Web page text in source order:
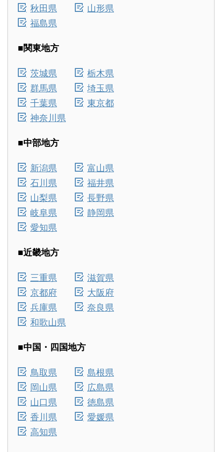
秋田県
山形県
福島県
■関東地方
茨城県
栃木県
群馬県
埼玉県
千葉県
東京都
神奈川県
■中部地方
新潟県
富山県
石川県
福井県
山梨県
長野県
岐阜県
静岡県
愛知県
■近畿地方
三重県
滋賀県
京都府
大阪府
兵庫県
奈良県
和歌山県
■中国・四国地方
鳥取県
島根県
岡山県
広島県
山口県
徳島県
香川県
愛媛県
高知県